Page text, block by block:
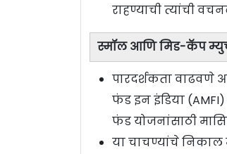
राहण्याची त्यांची
स्मॉल आणि मिड-कॅप
पारदर्शकता वाढवणे
फंड इन इंडिया
फंड योजनांसाठी
या चाचण्यांचे निकाल